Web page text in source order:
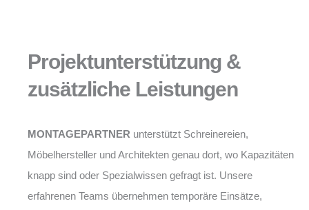
Projektunterstützung &
zusätzliche Leistungen
MONTAGEPARTNER unterstützt Schreinereien,
Möbelhersteller und Architekten genau dort, wo Kapazitäten
knapp sind oder Spezialwissen gefragt ist. Unsere
erfahrenen Teams übernehmen temporäre Einsätze,